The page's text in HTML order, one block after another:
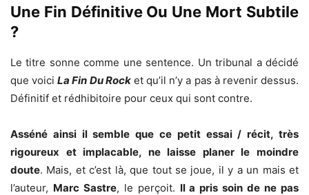
Une Fin Définitive Ou Une Mort Subtile
?
Le titre sonne comme une sentence. Un tribunal a décidé
que voiciLa Fin Du Rocket qu’il n’y a pas à revenir dessus.
Définitif et rédhibitoire pour ceux qui sont contre.
Asséné ainsi il semble que ce petit essai / récit, très
rigoureux et implacable, ne laisse planer le moindre
doute. Mais, et c’est là, que tout se joue, il y a un mais et
l’auteur, Marc Sastre, le perçoit. Il a pris soin de ne pas